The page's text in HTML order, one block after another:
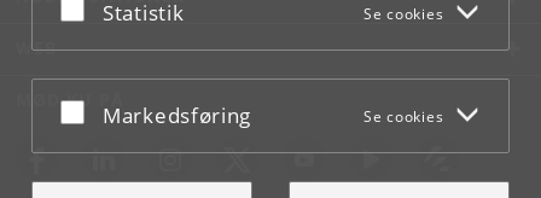
Acceptér eller afslå
Statistik Se cookies
Acceptér eller afslå
Markedsføring Se cookies
WEB
MØD KU PÅ